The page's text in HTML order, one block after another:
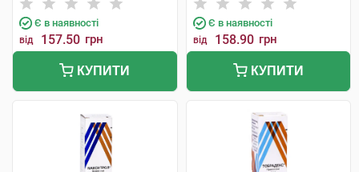
Є в наявності
від 157.50 грн
КУПИТИ
Є в наявності
від 158.90 грн
КУПИТИ